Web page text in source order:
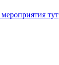
мероприятия тут